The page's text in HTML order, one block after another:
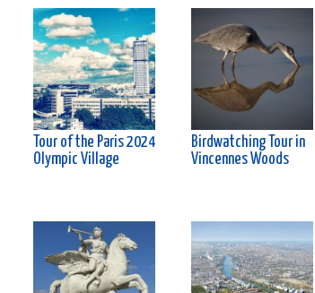
Tour of the Paris 2024
Olympic Village
Birdwatching Tour in
Vincennes Woods